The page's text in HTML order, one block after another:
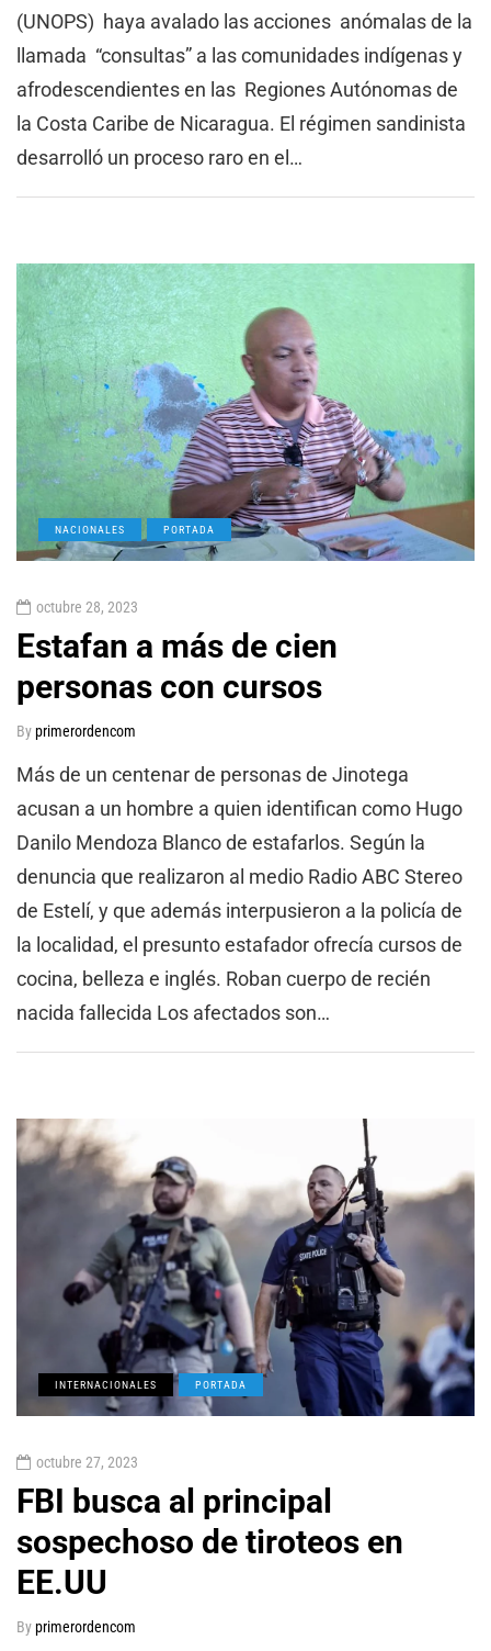
(UNOPS) haya avalado las acciones anómalas de la
llamada “consultas” a las comunidades indígenas y
afrodescendientes en las Regiones Autónomas de
la Costa Caribe de Nicaragua. El régimen sandinista
desarrolló un proceso raro en el…
NACIONALES PORTADA
octubre 28, 2023
Estafan a más de cien
personas con cursos
Byprimerordencom
Más de un centenar de personas de Jinotega
acusan a un hombre a quien identifican como Hugo
Danilo Mendoza Blanco de estafarlos. Según la
denuncia que realizaron al medio Radio ABC Stereo
de Estelí, y que además interpusieron a la policía de
la localidad, el presunto estafador ofrecía cursos de
cocina, belleza e inglés. Roban cuerpo de recién
nacida fallecida Los afectados son…
INTERNACIONALES PORTADA
octubre 27, 2023
FBI busca al principal
sospechoso de tiroteos en
EE.UU
Byprimerordencom